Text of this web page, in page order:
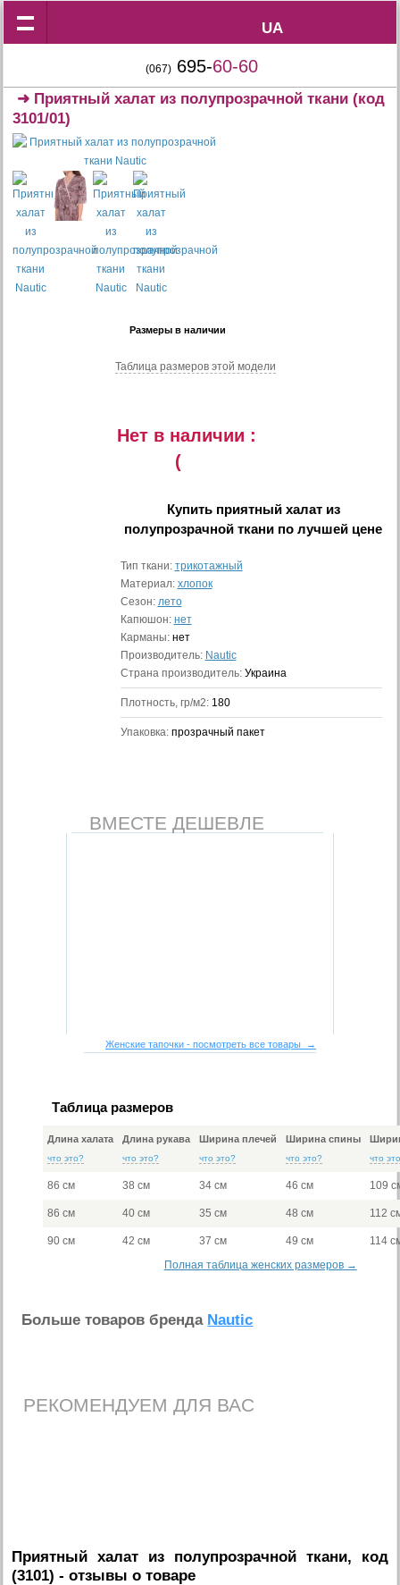
UA
UA
(067) 695-60-60
➜ Приятный халат из полупрозрачной ткани (код
3101/01)
Размеры в наличии
Таблица размеров этой модели
Нет в наличии :
(
Купить приятный халат из
полупрозрачной ткани по лучшей цене
Тип ткани: трикотажный
Материал: хлопок
Сезон: лето
Капюшон: нет
Карманы: нет
Производитель: Nautic
Страна производитель: Украина
Плотность, гр/м2: 180
Упаковка: прозрачный пакет
ВМЕСТЕ ДЕШЕВЛЕ
Женские тапочки - посмотреть все товары →
Таблица размеров
Длина халата
что это?
Длина рукава
что это?
Ширина плечей
что это?
Ширина спины
что это? что
86 см 38 см 34 см 46 см 109
86 см 40 см 35 см 48 см 112
90 см 42 см 37 см 49 см
114
Полная таблица женских размеров →
Больше товаров бренда Nautic
РЕКОМЕНДУЕМ ДЛЯ ВАС
Приятный халат из полупрозрачной ткани, код
(3101) - отзывы о товаре